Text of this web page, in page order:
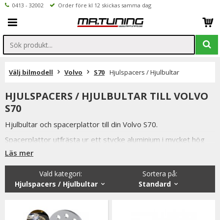
0413 - 32002 Order före kl 12 skickas samma dag
Välj bilmodell Volvo S70 Hjulspacers / Hjulbultar
HJULSPACERS / HJULBULTAR TILL VOLVO
S70
Hjulbultar och spacerplattor till din Volvo S70.
Spacerplattor utfrästa ur ett stycke aluminium i mycket hög
kvalitet.
Alla våra hjulbultar, låsbultar och hjulspacers är av högsta
kvalitet samtidigt som vi håller konkurrenskraftiga priser och
snabba leveranser.
Volvo S70.
Läs mer
Sortera på:
Standard
Vald kategori:
Hjulspacers / Hjulbultar